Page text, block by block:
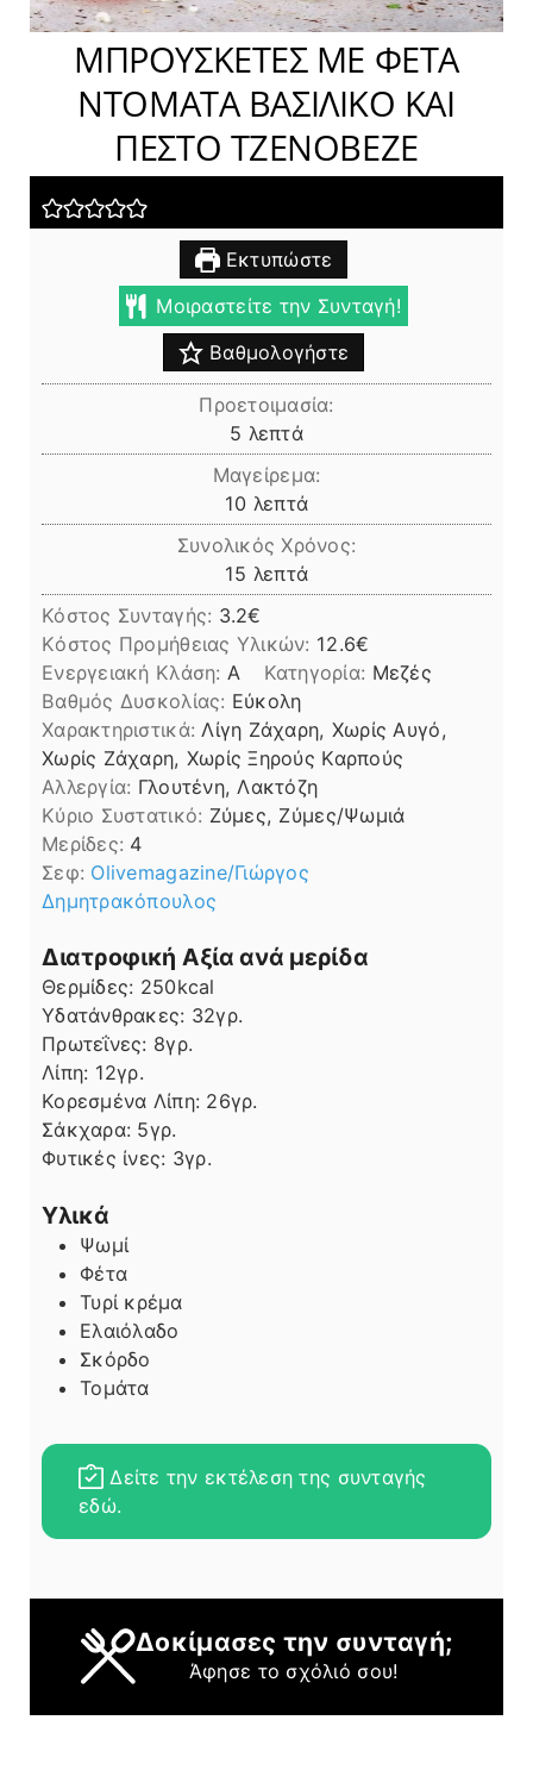
ΜΠΡΟΥΣΚΕΤΕΣ ΜΕ ΦΕΤΑ
ΝΤΟΜΑΤΑ ΒΑΣΙΛΙΚΟ ΚΑΙ
ΠΕΣΤΟ ΤΖΕΝΟΒΕΖΕ
Εκτυπώστε
Μοιραστείτε την Συνταγή!
Βαθμολογήστε
Προετοιμασία:
5 λεπτά
λεπτά
Μαγείρεμα:
10 λεπτά
λεπτά
Συνολικός Χρόνος:
15 λεπτά
λεπτά
Κόστος Συνταγής: 3.2€
Kόστος Προμήθειας Υλικών: 12.6
Ενεργειακή Κλάση: A Κατηγορία: Μεζές
Βαθμός Δυσκολίας: Εύκολη
Χαρακτηριστικά: Λίγη Ζάχαρη, Χωρίς Αυγό,
Χωρίς Ζάχαρη, Χωρίς Ξηρούς Καρπούς
Αλλεργία: Γλουτένη, Λακτόζη
Kύριο Συστατικό: Ζύμες, Ζύμες/Ψωμιά
Μερίδες: 4
Σεφ: Οlivemagazine/Γιώργος
Δημητρακόπουλος
Διατροφική Αξία ανά μερίδα
Θερμίδες: 250kcal
Υδατάνθρακες: 32γρ.
Πρωτεΐνες: 8γρ.
Λίπη
Λίπη: 12γρ.
Κορεσμένα Λίπη: 26γρ.
Σάκχαρα: 5γρ.
Φυτικές ίνες: 3γρ.
Υλικά
Ψωμί
Φέτα
Τυρί κρέμα
Ελαιόλαδο
Σκόρδο
Τομάτα
Δείτε την εκτέλεση της συνταγής
εδώ.
Δοκίμασες την συνταγή;
Άφησε το σχόλιό σου!